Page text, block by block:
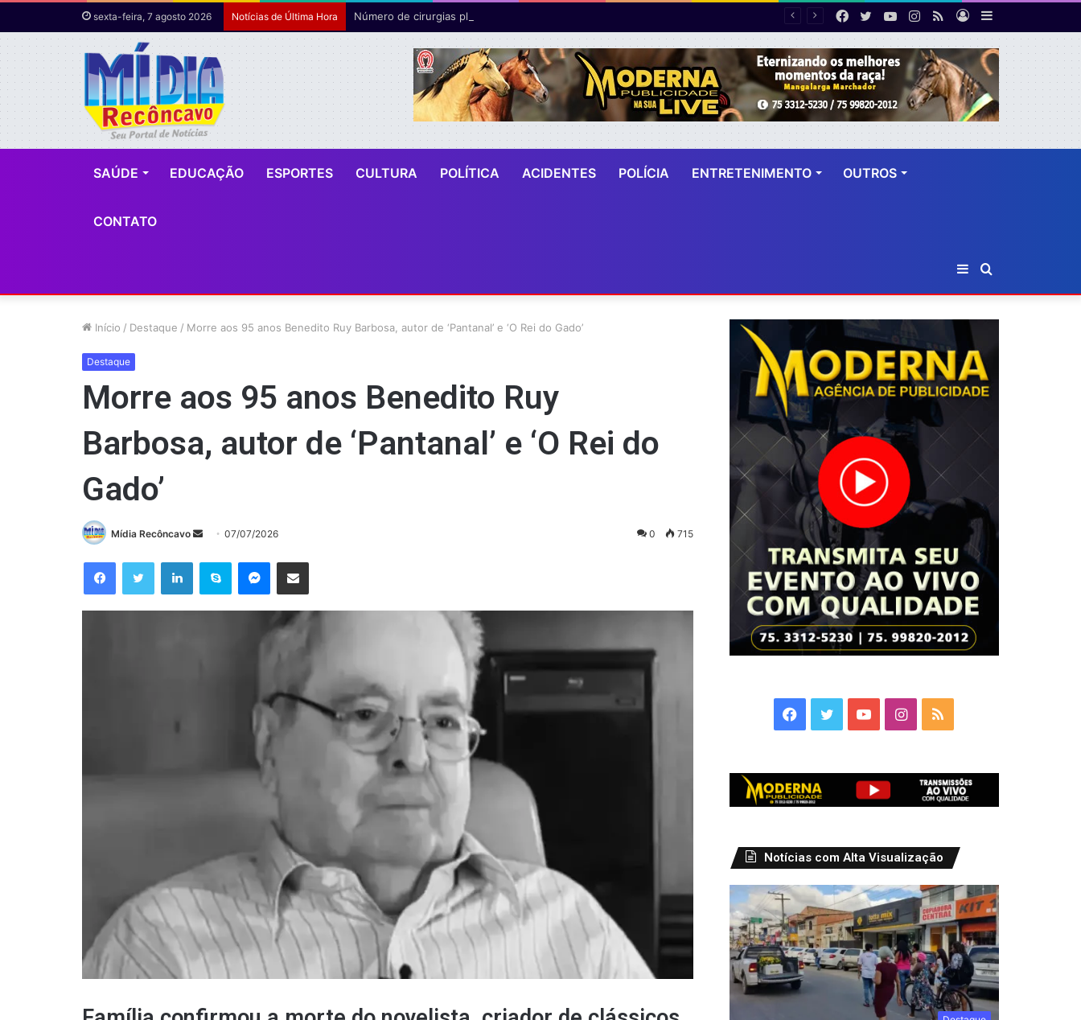
sexta-feira, 7 agosto 2026 Notícias de Última Hora
Barra
Lateral
Entrar
RSS
Instagram
YouTube
Twitter
Facebook
SAÚDE EDUCAÇÃO ESPORTES CULTURA POLÍTICA ACIDENTES POLÍCIA ENTRETENIMENTO OUTROS
CONTATO
por
Barra
Lateral
Início / Destaque / Morre aos 95 anos Benedito Ruy Barbosa, autor de ‘Pantanal’ e ‘O Rei do Gado’
Destaque
Morre aos 95 anos Benedito Ruy
Barbosa, autor de ‘Pantanal’ e ‘O Rei do
Gado’
Mídia Recôncavo
Mande
e-
07/07/2026 0 715
FacebookTwitter LinkedinSkype Messenger
Compartilhar via e-mail
Facebook
TwitterYouTubeInstagram
RSS
Notícias com Alta Visualização